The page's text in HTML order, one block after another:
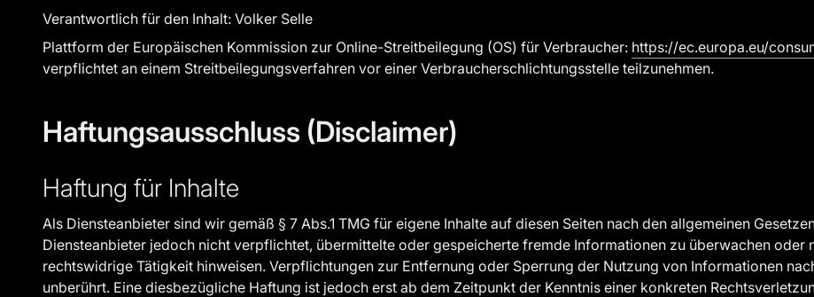
Verantwortlich für den Inhalt: Volker Selle
Plattform der Europäischen Kommission zur Online-Streitbeilegung (OS) für Verbraucher: https://ec.europa.eu/
verpflichtet an einem Streitbeilegungsverfahren vor einer Verbraucherschlichtungsstelle teilzunehmen.
Haftungsausschluss (Disclaimer)
Haftung für Inhalte
Als Diensteanbieter sind wir gemäß § 7 Abs.1 TMG für eigene Inhalte auf diesen Seiten nach den allgemeinen
Diensteanbieter jedoch nicht verpflichtet, übermittelte oder gespeicherte fremde Informationen zu überwachen oder
rechtswidrige Tätigkeit hinweisen. Verpflichtungen zur Entfernung oder Sperrung der Nutzung von Informationen
unberührt. Eine diesbezügliche Haftung ist jedoch erst ab dem Zeitpunkt der Kenntnis einer konkreten